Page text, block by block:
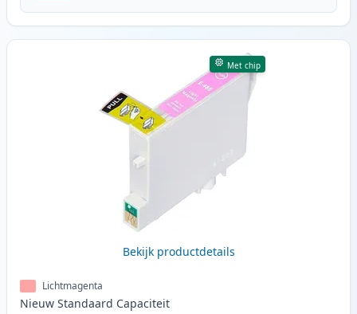
Met chip
Bekijk productdetails
Lichtmagenta
Nieuw Standaard Capaciteit